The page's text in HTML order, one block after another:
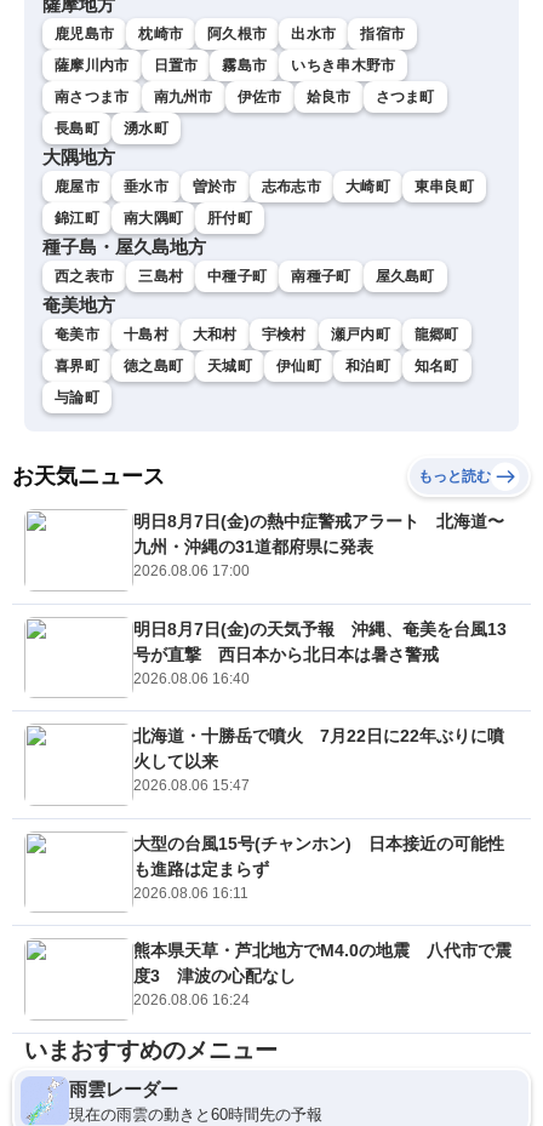
薩摩地方
鹿児島市 枕崎市 阿久根市 出水市
指宿市
薩摩川内市
日置市 霧島市
いちき串木野市
南さつま市
南九州市 伊佐市 姶良市
さつま町
長島町
湧水町
大隅地方
鹿屋市 垂水市 曽於市 志布志市 大崎町
東串良町
錦江町
南大隅町 肝付町
種子島・屋久島地方
西之表市 三島村 中種子町 南種子町 屋久島町
奄美地方
奄美市 十島村 大和村 宇検村 瀬戸内町
龍郷町
喜界町
徳之島町 天城町 伊仙町 和泊町
知名町
与論町
お天気ニュース もっと読む
明日8月7日(金)の熱中症警戒アラート 北海道〜
九州・沖縄の31道都府県に発表
2026.08.06 17:00
明日8月7日(金)の天気予報 沖縄、奄美を台風13
号が直撃 西日本から北日本は暑さ警戒
2026.08.06 16:40
北海道・十勝岳で噴火 7月22日に22年ぶりに噴
火して以来
2026.08.06 15:47
大型の台風15号(チャンホン) 日本接近の可能性
も進路は定まらず
2026.08.06 16:11
熊本県天草・芦北地方でM4.0の地震 八代市で震
度3 津波の心配なし
2026.08.06 16:24
いまおすすめのメニュー
雨雲レーダー
現在の雨雲の動きと60時間先の予報